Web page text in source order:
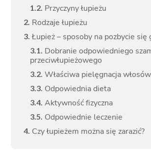
1. 2. Przyczyny łupieżu
2. Rodzaje łupieżu
3. Łupież – sposoby na pozbycie się
3. 1.
Dobranie odpowiedniego
przeciwłupieżowego
3. 2. Właściwa pielęgnacja włosów
3. 3. Odpowiednia dieta
3.4. Aktywność fizyczna
3. 5. Odpowiednie leczenie
4. Czy łupieżem można się zarazić?